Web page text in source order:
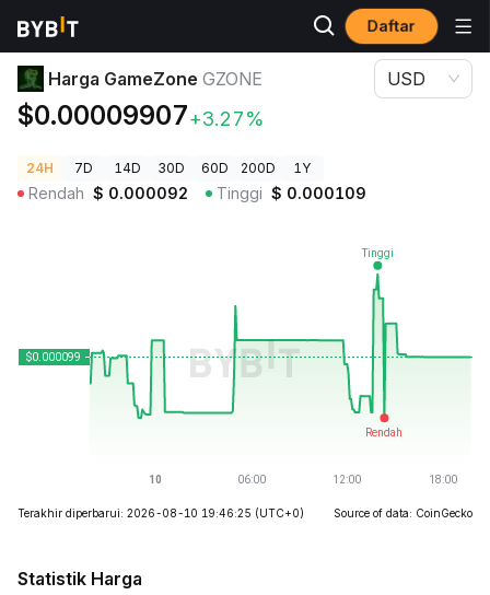
Daftar
Harga Kripto
Harga GameZone GZONE
$0.00009907+3.27%
USD
24H 7D 14D 30D 60D 200D 1Y
Rendah $ 0.000092 Tinggi $ 0.000109
Terakhir diperbarui: 2026-08-10 19:46:25 (UTC+0) Source of data: CoinGecko
Statistik Harga